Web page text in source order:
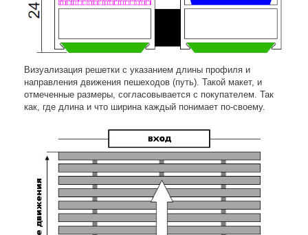
Визуализация решетки с указанием длины профиля и
направления движения пешеходов (путь). Такой макет, и
отмеченные размеры, согласовывается с покупателем. Так
как, где длина и что ширина каждый понимает по-своему.